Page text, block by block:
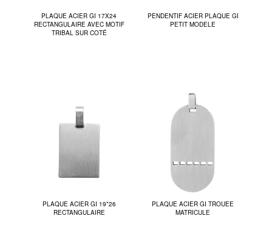
PLAQUE ACIER GI 17X24
RECTANGULAIRE AVEC MOTIF
TRIBAL SUR COTÉ
PENDENTIF ACIER PLAQUE GI
PETIT MODELE
PLAQUE ACIER GI 19*26
RECTANGULAIRE
PLAQUE ACIER GI TROUEE
MATRICULE